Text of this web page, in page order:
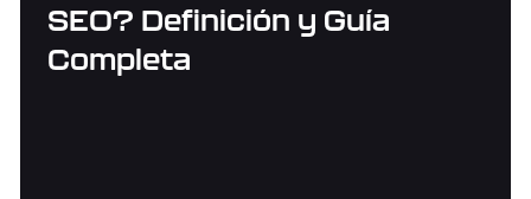
SEO? Definición y Guía
Completa